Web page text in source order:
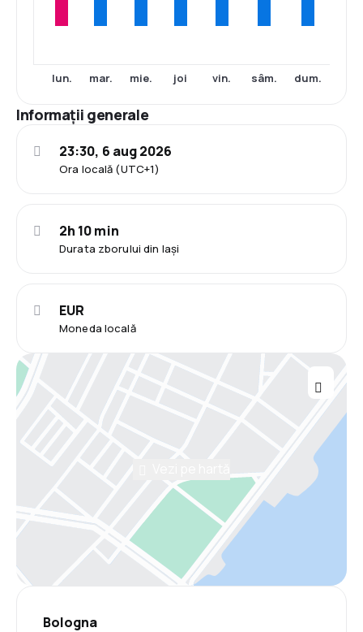
lun. mar. mie. joi vin. sâm. dum.
Informații generale
Ora locală (UTC+1)
23:30, 6 aug 2026
Durata zborului din Iași
2h 10 min
Moneda locală
EUR
Bologna